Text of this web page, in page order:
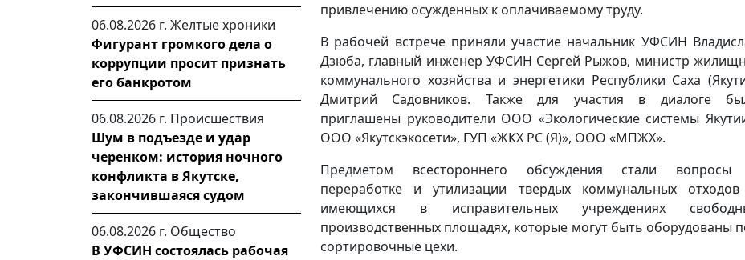
06.08.2026 г. Желтые хроники
Фигурант громкого дела о
коррупции просит признать
его банкротом
06.08.2026 г. Происшествия
Шум в подъезде и удар
черенком: история ночного
конфликта в Якутске,
закончившаяся судом
06.08.2026 г. Общество
В УФСИН состоялась рабочая
привлечению осужденных к оплачиваемому труду.
В рабочей встрече приняли участие начальник УФСИН
Дзюба, главный инженер УФСИН Сергей Рыжов, министр
коммунального хозяйства и энергетики Республики Саха
Дмитрий Садовников. Также для участия в диалоге
приглашены руководители ООО «Экологические системы
ООО «Якутскэкосети», ГУП «ЖКХ РС (Я)», ООО «МПЖХ».
Предметом всестороннего обсуждения стали
переработке и утилизации твердых коммунальных
имеющихся в исправительных учреждениях
производственных площадях, которые могут быть оборудованы
сортировочные цехи.